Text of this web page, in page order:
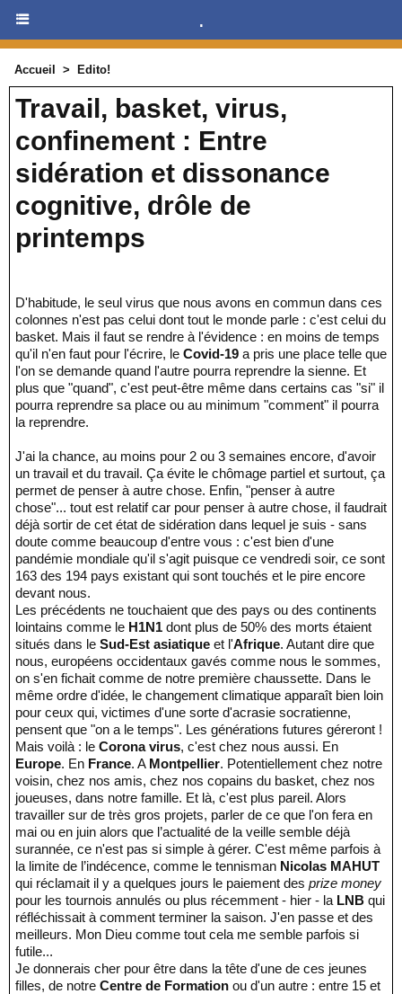
.
Accueil > Edito!
Travail, basket, virus,
confinement : Entre
sidération et dissonance
cognitive, drôle de
printemps
D'habitude, le seul virus que nous avons en commun dans ces
colonnes n'est pas celui dont tout le monde parle : c'est celui du
basket. Mais il faut se rendre à l'évidence : en moins de temps
qu'il n'en faut pour l'écrire, le Covid-19 a pris une place telle que
l'on se demande quand l'autre pourra reprendre la sienne. Et
plus que "quand", c'est peut-être même dans certains cas "si" il
pourra reprendre sa place ou au minimum "comment" il pourra
la reprendre.
J'ai la chance, au moins pour 2 ou 3 semaines encore, d'avoir
un travail et du travail. Ça évite le chômage partiel et surtout, ça
permet de penser à autre chose. Enfin, "penser à autre
chose"... tout est relatif car pour penser à autre chose, il faudrait
déjà sortir de cet état de sidération dans lequel je suis - sans
doute comme beaucoup d'entre vous : c'est bien d'une
pandémie mondiale qu'il s'agit puisque ce vendredi soir, ce sont
163 des 194 pays existant qui sont touchés et le pire encore
devant nous.
Les précédents ne touchaient que des pays ou des continents
lointains comme le H1N1 dont plus de 50% des morts étaient
situés dans le Sud-Est asiatique et l'Afrique. Autant dire que
nous, européens occidentaux gavés comme nous le sommes,
on s'en fichait comme de notre première chaussette. Dans le
même ordre d'idée, le changement climatique apparaît bien loin
pour ceux qui, victimes d'une sorte d'acrasie socratienne,
pensent que "on a le temps". Les générations futures géreront !
Mais voilà : le Corona virus, c'est chez nous aussi. En
Europe. En France. A Montpellier. Potentiellement chez notre
voisin, chez nos amis, chez nos copains du basket, chez nos
joueuses, dans notre famille. Et là, c'est plus pareil. Alors
travailler sur de très gros projets, parler de ce que l'on fera en
mai ou en juin alors que l’actualité de la veille semble déjà
surannée, ce n'est pas si simple à gérer. C'est même parfois à
la limite de l’indécence, comme le tennisman Nicolas MAHUT
qui réclamait il y a quelques jours le paiement des prize money
pour les tournois annulés ou plus récemment - hier - la LNB qui
réfléchissait à comment terminer la saison. J'en passe et des
meilleurs. Mon Dieu comme tout cela me semble parfois si
futile...
Je donnerais cher pour être dans la tête d'une de ces jeunes
filles, de notre Centre de Formation ou d'un autre : entre 15 et